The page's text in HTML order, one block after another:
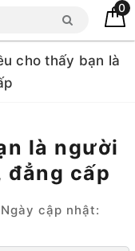
0
cho thấy bạn là
là người
cấp
cập nhật: